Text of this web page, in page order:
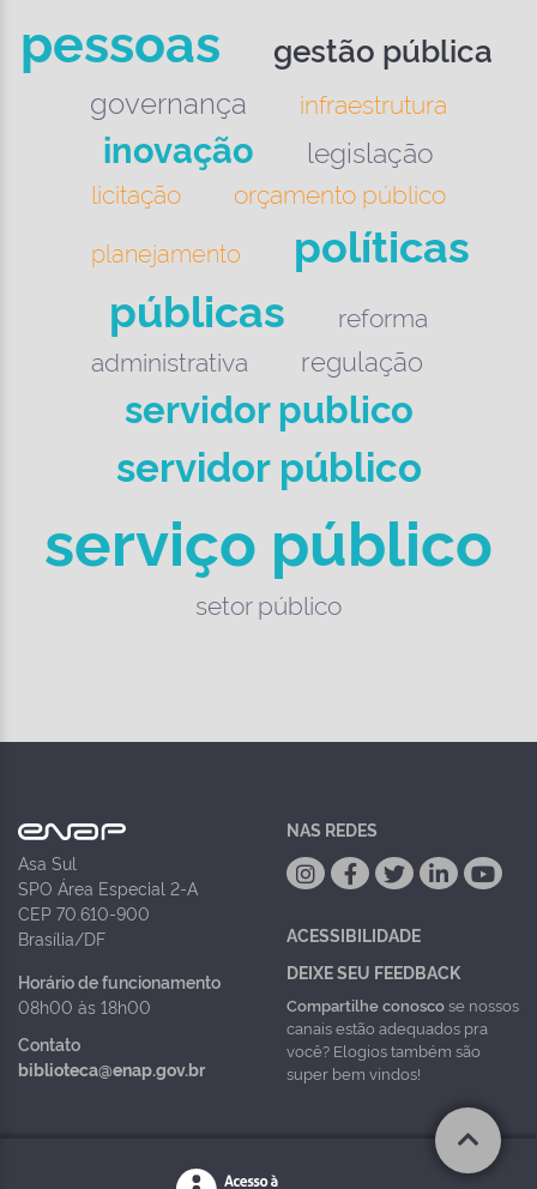
pessoas
gestão pública
governança infraestrutura
inovação legislação
licitação orçamento público
planejamento
políticas
públicas
reforma
administrativa
regulação
servidor publico
servidor público
serviço público
setor público
Asa Sul
SPO Área Especial 2-A
CEP 70.610-900
Brasília/DF
Horário de funcionamento
08h00 às 18h00
Contato
biblioteca@enap.gov.br
NAS REDES
ACESSIBILIDADE
DEIXE SEU FEEDBACK
Compartilhe conoscose nossos
canais estão adequados pra
você? Elogios também são
super bem vindos!